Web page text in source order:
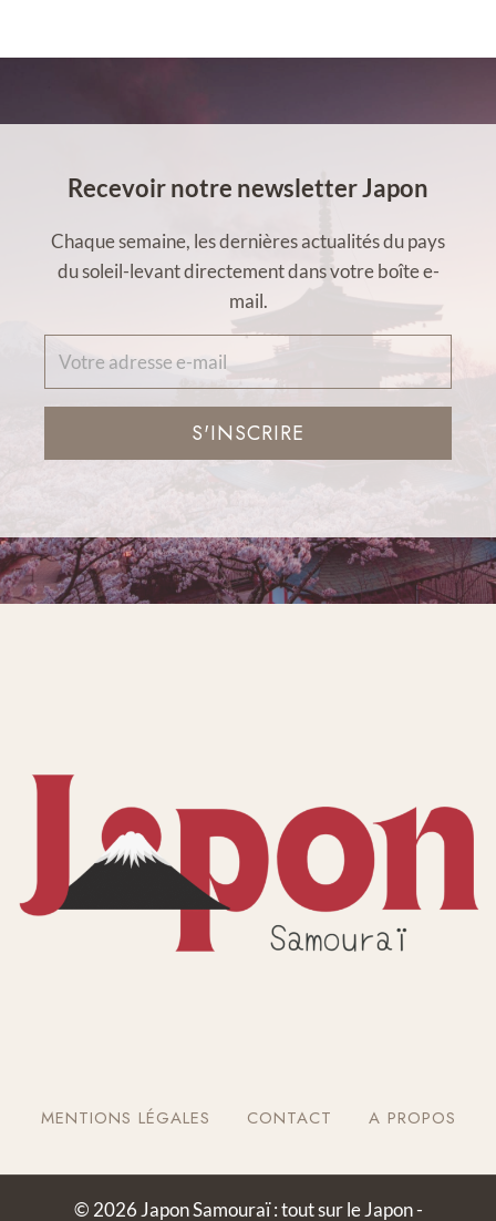
Recevoir notre newsletter Japon
Chaque semaine, les dernières actualités du pays
du soleil-levant directement dans votre boîte e-
mail.
S'INSCRIRE
MENTIONS LÉGALES CONTACT A PROPOS
© 2026 Japon Samouraï : tout sur le Japon -